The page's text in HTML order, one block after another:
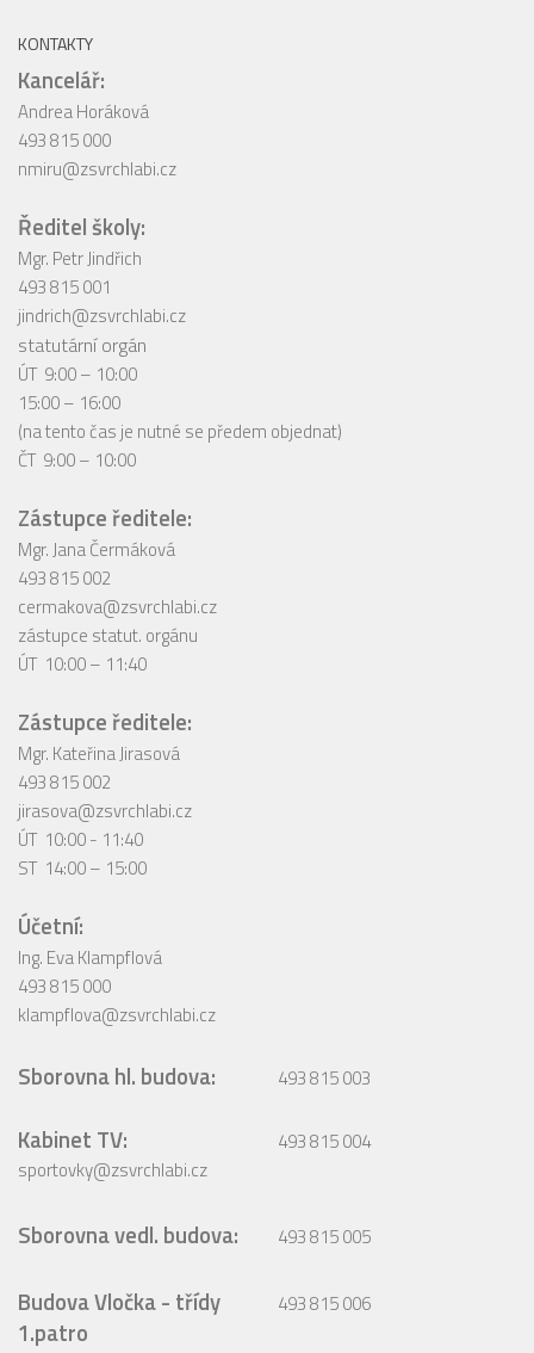
KONTAKTY
Kancelář:
Andrea Horáková
493 815 000
nmiru@zsvrchlabi.cz
Ředitel školy:
Mgr. Petr Jindřich
493 815 001
jindrich@zsvrchlabi.cz
statutární orgán
ÚT 9:00 – 10:00
15:00 – 16:00
(na tento čas je nutné se předem objednat)
ČT 9:00 – 10:00
Zástupce ředitele:
Mgr. Jana Čermáková
493 815 002
cermakova@zsvrchlabi.cz
zástupce statut. orgánu
ÚT 10:00 – 11:40
Zástupce ředitele:
Mgr. Kateřina Jirasová
493 815 002
jirasova@zsvrchlabi.cz
ÚT 10:00 - 11:40
ST 14:00 – 15:00
Účetní:
Ing. Eva Klampflová
493 815 000
klampflova@zsvrchlabi.cz
Sborovna hl. budova: 493 815 003
Kabinet TV:
sportovky@zsvrchlabi.cz
493 815 004
Sborovna vedl. budova: 493 815 005
Budova Vločka - třídy
1.patro
493 815 006